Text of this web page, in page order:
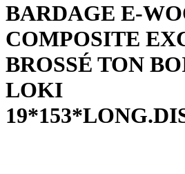
BARDAGE E-
COMPOSITE
BROSSÉ TON
LOKI